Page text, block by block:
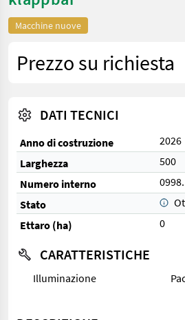
Macchine nuove
Prezzo su richiesta
DATI TECNICI
Anno di costruzione
2026
Larghezza
500
Numero interno
Stato
Ettaro (ha)
0
CARATTERISTICHE
Illuminazione